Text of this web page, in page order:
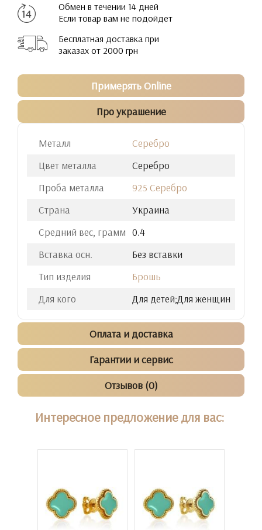
Обмен в течении 14 дней
Если товар вам не подойдет
Бесплатная доставка при
заказах от 2000 грн
Примерять Online
Про украшение
Металл
Серебро
Цвет металла
Серебро
Проба металла
925 Серебро
Страна
Украина
Средний вес, грамм 0.4
Вставка осн.
Без вставки
Тип изделия
Брошь
Для кого
Для детей;Для женщин
Оплата и доставка
Гарантии и сервис
Отзывов (0)
Интересное предложение для вас: